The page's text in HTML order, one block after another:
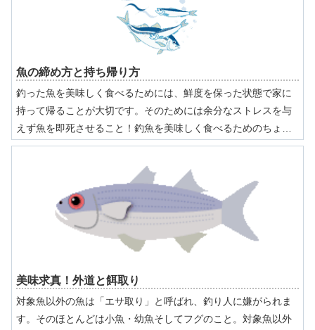
魚の締め方と持ち帰り方
釣った魚を美味しく食べるためには、鮮度を保った状態で家に
持って帰ることが大切です。そのためには余分なストレスを与
えず魚を即死させること！釣魚を美味しく食べるためのちょっ
としたコツ、実践してくださいね。
美味求真！外道と餌取り
対象魚以外の魚は「エサ取り」と呼ばれ、釣り人に嫌がられま
す。そのほとんどは小魚・幼魚そしてフグのこと。対象魚以外